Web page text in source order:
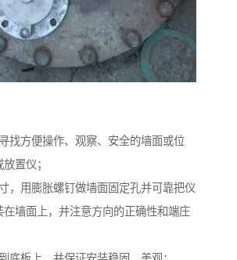
找方便操作、观察、安全的墙面或位
置仪；
，用膨胀螺钉做墙面固定孔并可靠把仪
在墙面上，并注意方向的正确性和端庄